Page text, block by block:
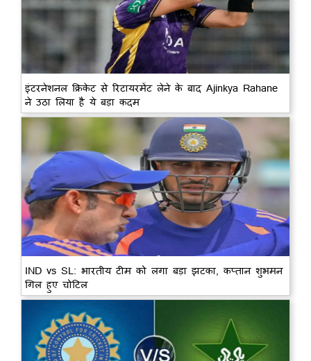
इंटरनेशनल क्रिकेट से रिटायरमेंट लेने के बाद Ajinkya Rahane
ने उठा लिया है ये बड़ा कदम
IND vs SL: भारतीय टीम को लगा बड़ा झटका, कप्तान शुभमन
गिल हुए चोटिल